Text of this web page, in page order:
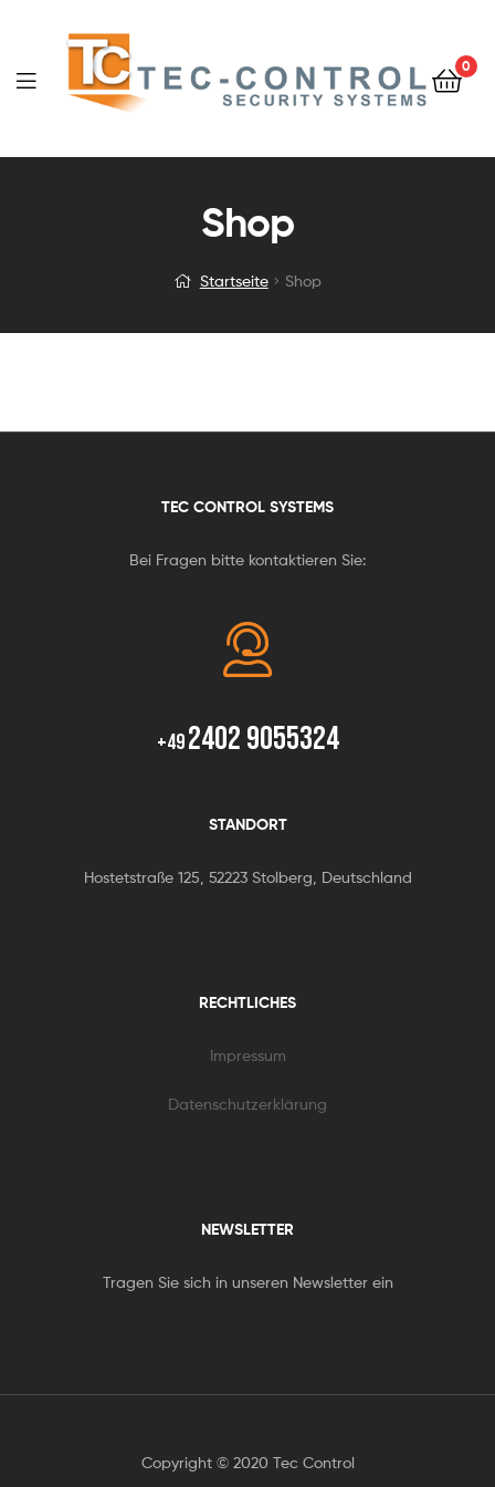
0
Shop
Startseite Shop
TEC CONTROL SYSTEMS
Bei Fragen bitte kontaktieren Sie:
+492402 9055324
STANDORT
Hostetstraße 125, 52223 Stolberg, Deutschland
RECHTLICHES
Impressum
Datenschutzerklärung
NEWSLETTER
Tragen Sie sich in unseren Newsletter ein
Copyright © 2020 Tec Control